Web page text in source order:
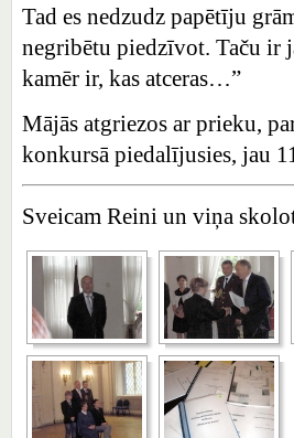
Tad es nedzudz papētīju
negribētu piedzīvot. Taču ir
kamēr ir, kas atceras…”
Mājās atgriezos ar prieku,
konkursā piedalījusies, jau
Sveicam Reini un viņa